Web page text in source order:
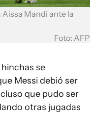
Aissa Mandi ante la
Foto: AFP
se
Messi debió ser
que pudo ser
otras jugadas